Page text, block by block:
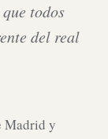
todos
del real
Madrid y